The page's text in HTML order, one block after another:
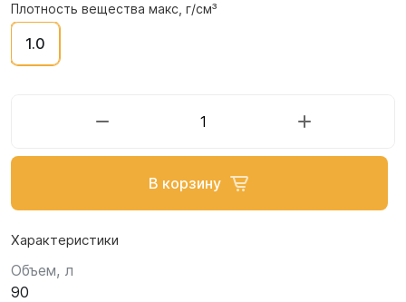
Плотность вещества макс, г/см³
1.0
В корзину
Характеристики
Объем, л
90